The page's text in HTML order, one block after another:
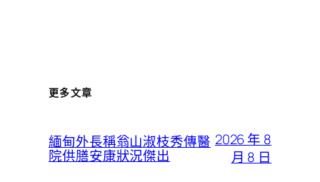
更多文章
緬甸外長稱翁山淑枝秀傳醫
院供膳安康狀況傑出
2026 年 8
月 8 日